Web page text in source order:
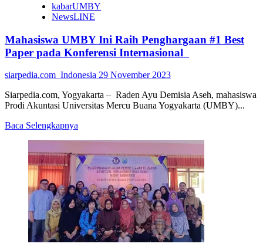
kabarUMBY
NewsLINE
Mahasiswa UMBY Ini Raih Penghargaan #1 Best
Paper pada Konferensi Internasional
siarpedia.com_Indonesia 29 November 2023
Siarpedia.com, Yogyakarta – Raden Ayu Demisia Aseh, mahasiswa
Prodi Akuntasi Universitas Mercu Buana Yogyakarta (UMBY)...
Baca Selengkapnya
Mahasiswa
UMBY
Raih
Penghargaan
#1
Best
Paper
pada